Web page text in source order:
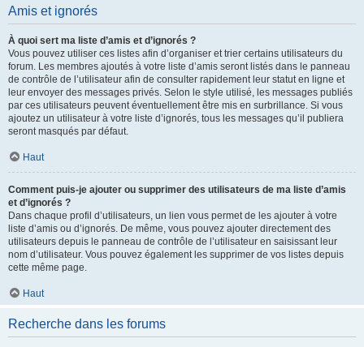
Amis et ignorés
À quoi sert ma liste d’amis et d’ignorés ?
Vous pouvez utiliser ces listes afin d’organiser et trier certains utilisateurs du
forum. Les membres ajoutés à votre liste d’amis seront listés dans le panneau
de contrôle de l’utilisateur afin de consulter rapidement leur statut en ligne et
leur envoyer des messages privés. Selon le style utilisé, les messages publiés
par ces utilisateurs peuvent éventuellement être mis en surbrillance. Si vous
ajoutez un utilisateur à votre liste d’ignorés, tous les messages qu’il publiera
seront masqués par défaut.
Haut
Comment puis-je ajouter ou supprimer des utilisateurs de ma liste d’amis
et d’ignorés ?
Dans chaque profil d’utilisateurs, un lien vous permet de les ajouter à votre
liste d’amis ou d’ignorés. De même, vous pouvez ajouter directement des
utilisateurs depuis le panneau de contrôle de l’utilisateur en saisissant leur
nom d’utilisateur. Vous pouvez également les supprimer de vos listes depuis
cette même page.
Haut
Recherche dans les forums